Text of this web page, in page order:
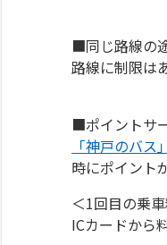
■同じ路線の
路線に制限は
■ポイントサ
「神戸のバ
時にポイント
＜1回目の乗
ICカードから